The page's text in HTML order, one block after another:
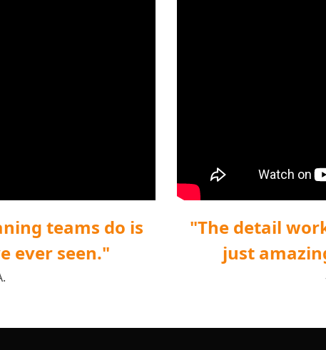
teams do is
ever seen."
"The detail
just